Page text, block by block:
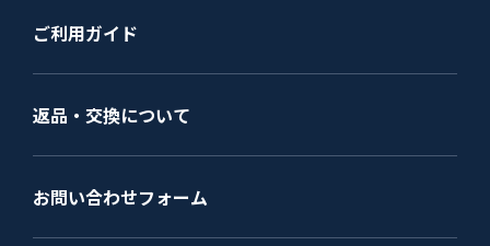
ご利用ガイド
返品・交換について
お問い合わせフォーム